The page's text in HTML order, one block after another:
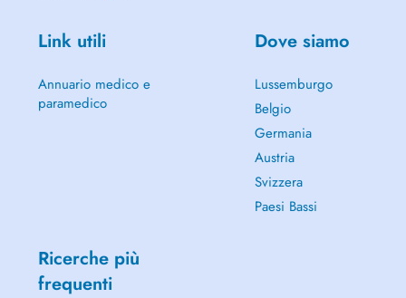
Link utili
Annuario medico e
paramedico
Dove siamo
Lussemburgo
Belgio
Germania
Austria
Svizzera
Paesi Bassi
Ricerche più
frequenti